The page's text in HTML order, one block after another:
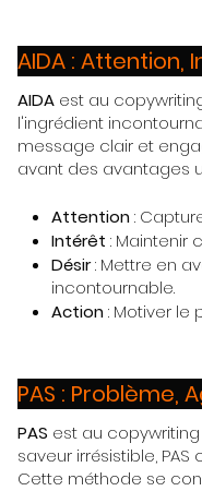
AIDA : Attention,
AIDA est au
l'ingrédient
message clair et
avant des avantages
Attention:
Intérêt : Maintenir
Désir: Mettre en
incontournable.
Action: Motiver
PAS : Problème,
PAS est au
saveur irrésistible,
Cette méthode se